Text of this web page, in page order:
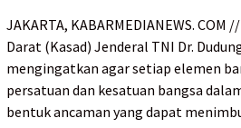
JAKARTA, KABARMEDIANEWS.
Darat (Kasad) Jenderal TNI Dr.
mengingatkan agar setiap elemen
persatuan dan kesatuan bangsa
bentuk ancaman yang dapat